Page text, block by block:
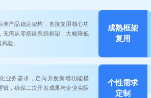
准产品稳定架构，直接复用核心功
无需从零搭建系统框架，大幅降低
险。
成熟框架
复用
业务需求，定向开发新增功能模
辑，确保二次开发成果与企业实际
个性需求
定制